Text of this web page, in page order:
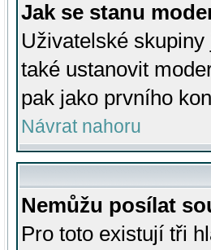
Jak se stanu
Uživatelské
také ustanovit
pak jako prvního
Návrat nahoru
Nemůžu posílat
Pro toto existují tři